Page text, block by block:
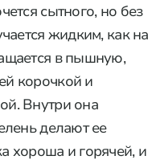
сытного, но без
жидким, как на
в пышную,
корочкой и
Внутри она
делают ее
хороша и горячей, и